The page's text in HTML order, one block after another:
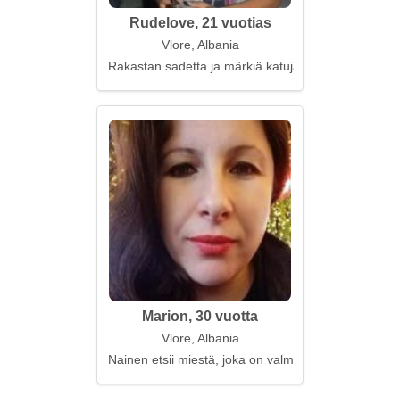
Rudelove, 21 vuotias
Vlore, Albania
Rakastan sadetta ja märkiä katuja, sekä
Marion, 30 vuotta
Vlore, Albania
Nainen etsii miestä, joka on valmis vakavaan